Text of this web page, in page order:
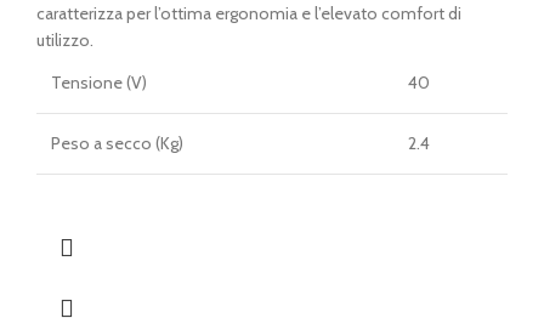
era:
è:
caratterizza per l’ottima ergonomia e l’elevato comfort di
utilizzo.
Tensione (V)
40
Peso a secco (Kg) 2.4